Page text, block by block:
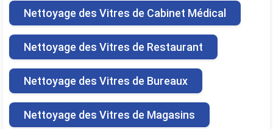
Nettoyage des Vitres de Cabinet Médical
Nettoyage des Vitres de Restaurant
Nettoyage des Vitres de Bureaux
Nettoyage des Vitres de Magasins